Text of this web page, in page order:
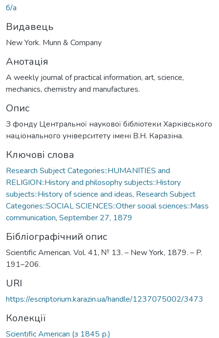
б/а
Видавець
New York. Munn & Company
Анотація
A weekly journal of practical information, art, science,
mechanics, chemistry and manufactures.
Опис
З фонду Центральної наукової бібліотеки Харківського
національного університету імені В.Н. Каразіна.
Ключові слова
Research Subject Categories::HUMANITIES and
RELIGION::History and philosophy subjects::History
subjects::History of science and ideas, Research Subject
Categories::SOCIAL SCIENCES::Other social sciences::Mass
communication, September 27, 1879
Бібліографічний опис
Scientific American. Vol. 41, № 13. – New York, 1879. – P.
191–206.
URI
https://escriptorium.karazin.ua/handle/1237075002/3473
Колекції
Scientific American (з 1845 р.)